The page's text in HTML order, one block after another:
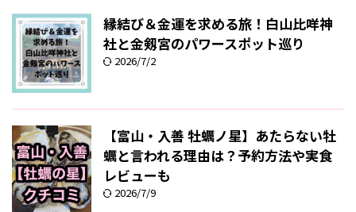
縁結び＆金運を求める旅！白山比咩神
社と金剱宮のパワースポット巡り
2026/7/2
【富山・入善 牡蠣ノ星】あたらない牡
蠣と言われる理由は？予約方法や実食
レビューも
2026/7/9